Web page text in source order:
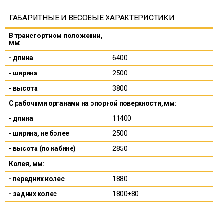
ГАБАРИТНЫЕ И ВЕСОВЫЕ ХАРАКТЕРИСТИКИ
В транспортном положении,
мм:
- длина
6400
- ширина
2500
- высота
3800
С рабочими органами на опорной поверхности, мм:
- длина
11400
- ширина, не более
2500
- высота (по кабине)
2850
Колея, мм:
- передних колес
1880
- задних колес
1800±80